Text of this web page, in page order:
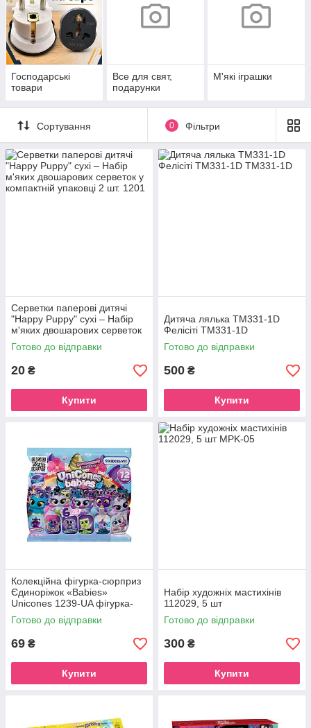
Господарські
товари
Все для свят,
подарунки
М'які іграшки
Сортування 0 Фільтри
Серветки паперові дитячі
"Happy Puppy" сухі – Набір
м'яких двошарових серветок
у компактній упаковці 2 шт.
Готово до відправки
20 ₴
Купити
Дитяча лялька TM331-1D
Фелісіті ТМ331-1D
Готово до відправки
500 ₴
Купити
Колекційна фігурка-сюрприз
Єдиноріжок «Babies»
Unicones 1239-UA фігурка-
сюрприз
Готово до відправки
69 ₴
Купити
Набір художніх мастихінів
112029, 5 шт
Готово до відправки
300 ₴
Купити